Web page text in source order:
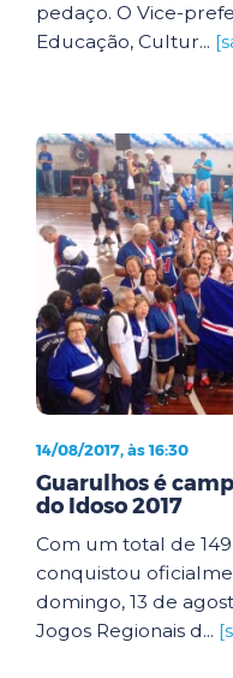
pedaço. O Vice-
Educação, Cultur...
14/08/2017, às 16:30
Guarulhos é
do Idoso 2017
Com um total de
conquistou
domingo, 13 de
Jogos Regionais d...